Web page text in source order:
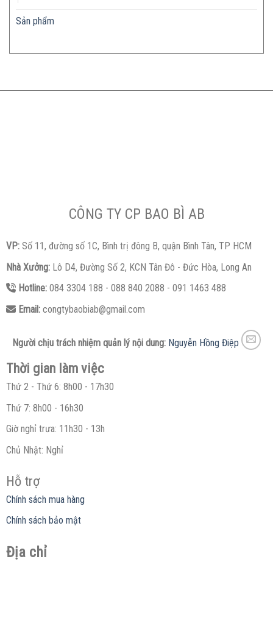
Sản phẩm
CÔNG TY CP BAO BÌ AB
VP: Số 11, đường số 1C, Bình trị đông B, quận Bình Tân, TP HCM
Nhà Xưởng: Lô D4, Đường Số 2, KCN Tân Đô - Đức Hòa, Long An
Hotline:084 3304 188 - 088 840 2088 - 091 1463 488
Email:congtybaobiab@gmail.com
Người chịu trách nhiệm quản lý nội dung: Nguyễn Hồng Điệp
Thời gian làm việc
Thứ 2 - Thứ 6: 8h00 - 17h30
Thứ 7: 8h00 - 16h30
Giờ nghỉ trưa: 11h30 - 13h
Chủ Nhật: Nghỉ
Hỗ trợ
Chính sách mua hàng
Chính sách bảo mật
Địa chỉ